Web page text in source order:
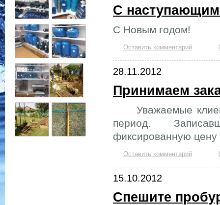
С
С Новым годом!
Оставить комментарий
28.11.2012
Принимаем
Уважаемые
период.
фиксированную
Оставить комментарий
15.10.2012
Спешите